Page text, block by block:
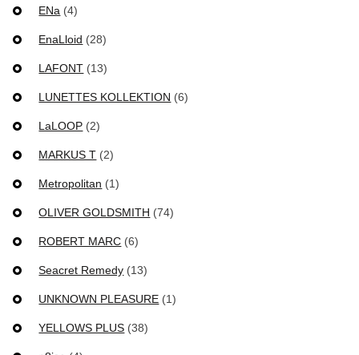
ENa (4)
EnaLloid (28)
LAFONT (13)
LUNETTES KOLLEKTION (6)
LaLOOP (2)
MARKUS T (2)
Metropolitan (1)
OLIVER GOLDSMITH (74)
ROBERT MARC (6)
Seacret Remedy (13)
UNKNOWN PLEASURE (1)
YELLOWS PLUS (38)